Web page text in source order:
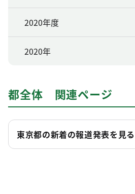
2020年度
2020年
都全体 関連ページ
東京都の新着の報道発表を見る